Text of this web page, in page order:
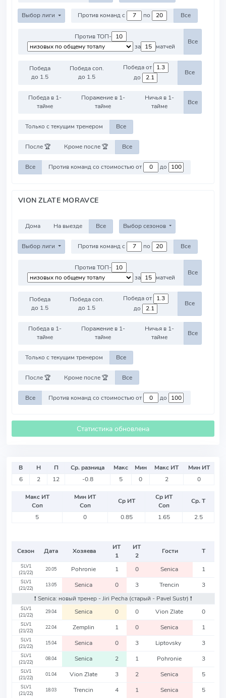
Выбор лиги Против команд с по Все
Против ТОП-
за
матчей
Все
Победа
до 1.5
Победа соп.
до 1.5
Победа от
до
Все
Победа в 1-
тайме
Поражение в 1-
тайме
Ничья в 1-
тайме
Все
Только с текущим тренером Все
После 🏆 Кроме после 🏆 Все
Все Против команд со стоимостью от до
VION ZLATE MORAVCE
Дома На выезде Все Выбор сезонов
Выбор лиги Против команд с по Все
Против ТОП-
за
матчей
Все
Победа
до 1.5
Победа соп.
до 1.5
Победа от
до
Все
Победа в 1-
тайме
Поражение в 1-
тайме
Ничья в 1-
тайме
Все
Только с текущим тренером Все
После 🏆 Кроме после 🏆 Все
Все Против команд со стоимостью от до
Статистика обновлена
В Н П Ср. разница Макс Мин Макс ИТ
Мин ИТ
6
2 12 -0.8 5 0 2 0
Макс ИТ
Соп
Мин ИТ
Соп
Ср ИТ
Ср ИТ
Соп
Ср. Т
5
0 0.85 1.65 2.5
Сезон Дата Хозяева
ИТ
1
ИТ
2
Гости Т
SLV1
(21/22)
20.05 Pohronie 1 0 Senica 1
SLV1
(21/22)
13.05 Senica 0 3 Trencin
3
❗️ Senica: новый тренер - Jiri Pecha (старый - Pavel Sustr) ❗️
SLV1
(21/22)
29.04 Senica 0 0 Vion Zlate 0
SLV1
(21/22)
22.04 Zemplin 1 0 Senica 1
SLV1
(21/22)
15.04 Senica 0 3 Liptovsky 3
SLV1
(21/22)
08.04 Senica 2 1 Pohronie 3
SLV1
(21/22)
01.04 Vion Zlate 3 2 Senica 5
SLV1
(21/22)
18.03 Trencin 4 1 Senica 5